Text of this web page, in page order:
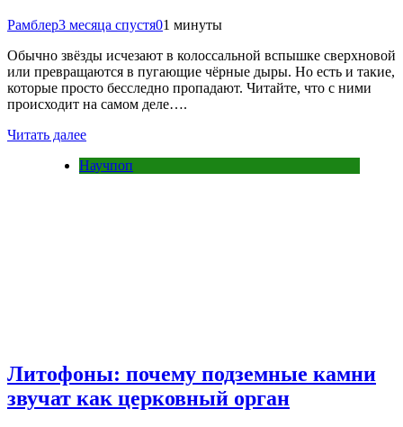
Рамблер3 месяца спустя01 минуты
Обычно звёзды исчезают в колоссальной вспышке сверхновой
или превращаются в пугающие чёрные дыры. Но есть и такие,
которые просто бесследно пропадают. Читайте, что с ними
происходит на самом деле….
Читать далее
Научпоп
Литофоны: почему подземные камни
звучат как церковный орган